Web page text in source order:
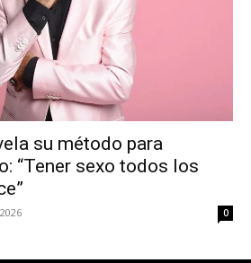
su método para
“Tener sexo todos los
0